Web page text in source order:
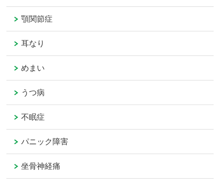
顎関節症
耳なり
めまい
うつ病
不眠症
パニック障害
坐骨神経痛